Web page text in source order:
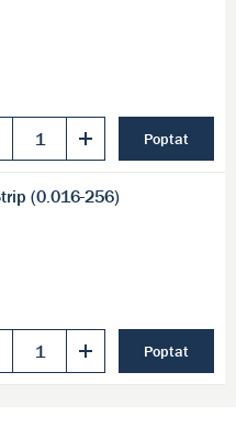
Poptat
(0.016-256)
Poptat